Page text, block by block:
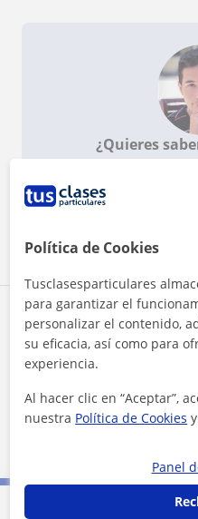
¿Quieres
Datos
★
Zona de David
Localidades a las que se
Portugalete
Sondika
Política de Cookies
Tusclasesparticulares
para garantizar el
personalizar el contenido,
su eficacia, así como para
experiencia.
Al hacer clic en “Aceptar”,
nuestra Política de Cookies y
Panel